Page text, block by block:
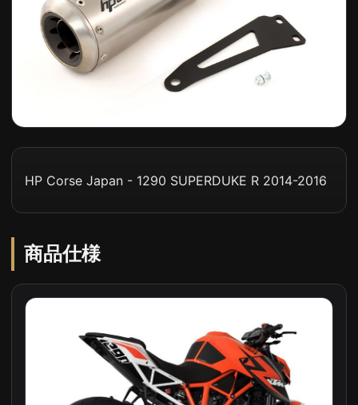
HP Corse Japan - 1290 SUPERDUKE R 2014-2016
商品仕様